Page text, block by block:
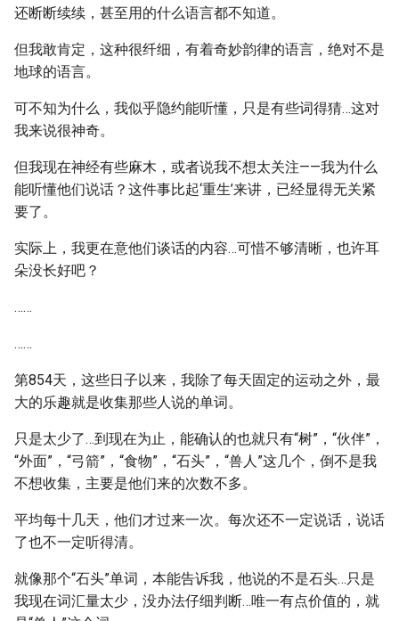
还断断续续，甚至用的什么语言都不知道。
但我敢肯定，这种很纤细，有着奇妙韵律的语言，绝对不是
地球的语言。
可不知为什么，我似乎隐约能听懂，只是有些词得猜…这对
我来说很神奇。
但我现在神经有些麻木，或者说我不想太关注——我为什么
能听懂他们说话？这件事比起‘重生’来讲，已经显得无关紧
要了。
实际上，我更在意他们谈话的内容…可惜不够清晰，也许耳
朵没长好吧？
……
……
第854天，这些日子以来，我除了每天固定的运动之外，最
大的乐趣就是收集那些人说的单词。
只是太少了…到现在为止，能确认的也就只有“树”，“伙伴”，
“外面”，“弓箭”，“食物”，“石头”，“兽人”这几个，倒不是我
不想收集，主要是他们来的次数不多。
平均每十几天，他们才过来一次。每次还不一定说话，说话
了也不一定听得清。
就像那个“石头”单词，本能告诉我，他说的不是石头…只是
我现在词汇量太少，没办法仔细判断…唯一有点价值的，就